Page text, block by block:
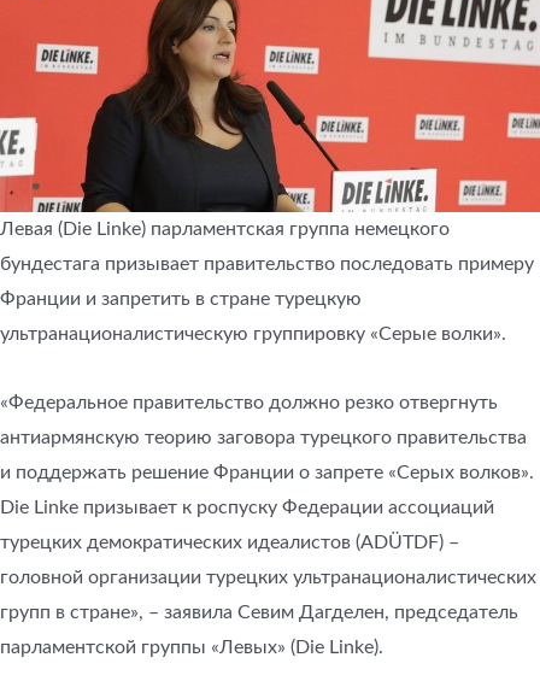
Левая (Die Linke) парламентская группа немецкого
бундестага призывает правительство последовать примеру
Франции и запретить в стране турецкую
ультранационалистическую группировку «Серые волки».
«Федеральное правительство должно резко отвергнуть
антиармянскую теорию заговора турецкого правительства
и поддержать решение Франции о запрете «Серых волков».
Die Linke призывает к роспуску Федерации ассоциаций
турецких демократических идеалистов (ADÜTDF) –
головной организации турецких ультранационалистических
групп в стране», – заявила Севим Дагделен, председатель
парламентской группы «Левых» (Die Linke).